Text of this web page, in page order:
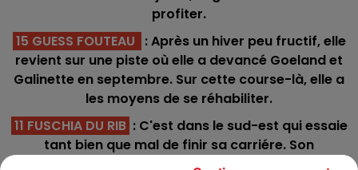
profiter.
15 GUESS FOUTEAU
: Après un hiver peu fructif, elle
revient sur une piste où elle a devancé Goeland et
Galinette en septembre. Sur cette course-là, elle a
les moyens de se réhabiliter.
11 FUSCHIA DU RIB : C'est dans le sud-est qui essaie
tant bien que mal de finir sa carriére. Son
entourage tente un retour à Vincennes où il